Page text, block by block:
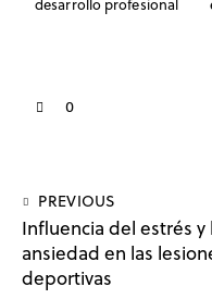
desarrollo profesional
0
PREVIOUS
Influencia del estrés y
ansiedad en las
deportivas